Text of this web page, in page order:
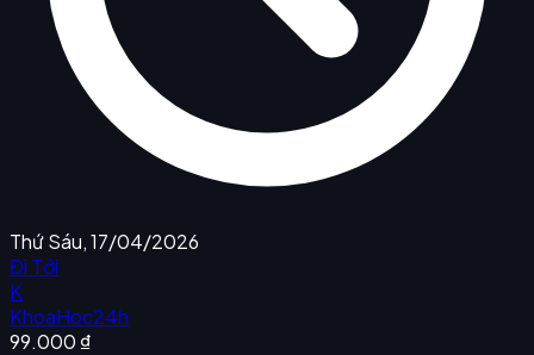
Thứ Sáu, 17/04/2026
Đi Tới
K
KhoaHoc24h
99.000 ₫